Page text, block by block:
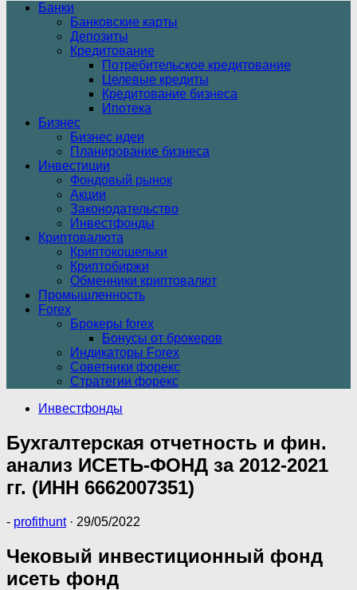
Банки
Банковские карты
Депозиты
Кредитование
Потребительское кредитование
Целевые кредиты
Кредитование бизнеса
Ипотека
Бизнес
Бизнес идеи
Планирование бизнеса
Инвестиции
Фондовый рынок
Акции
Законодательство
Инвестфонды
Криптовалюта
Криптокошельки
Криптобиржи
Обменники криптовалют
Промышленность
Forex
Брокеры forex
Бонусы от брокеров
Индикаторы Forex
Советники форекс
Стратегии форекс
Инвестфонды
Бухгалтерская отчетность и фин.
анализ ИСЕТЬ-ФОНД за 2012-2021
гг. (ИНН 6662007351)
- profithunt · 29/05/2022
Чековый инвестиционный фонд
исеть фонд